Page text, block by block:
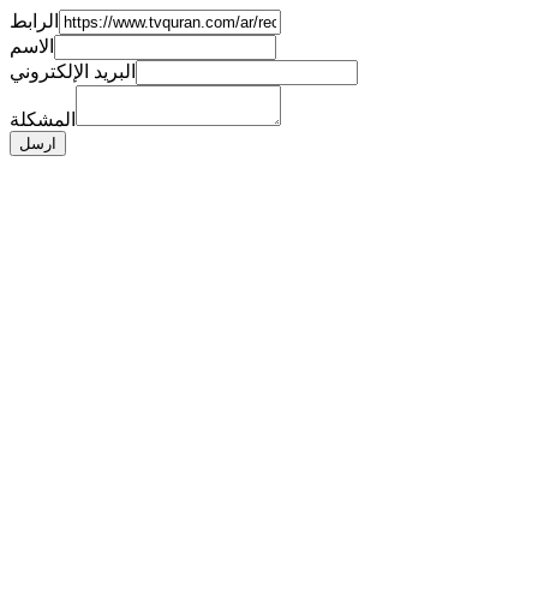
الرابط
الاسم
البريد الإلكتروني
المشكلة
ارسل